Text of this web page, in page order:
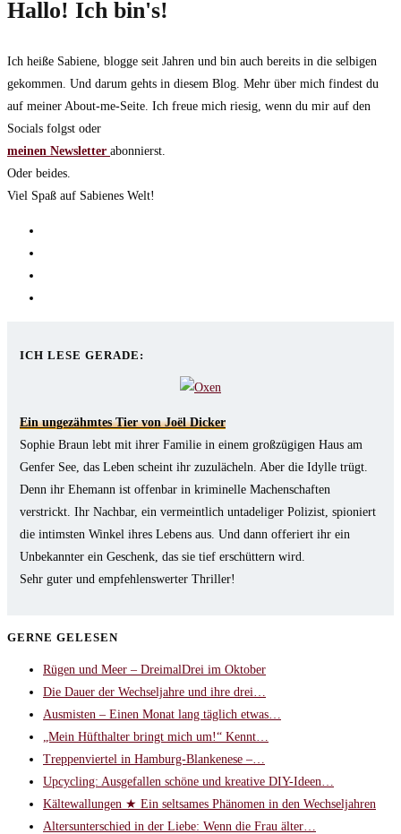
Hallo! Ich bin's!
Ich heiße Sabiene, blogge seit Jahren und bin auch bereits in die selbigen
gekommen. Und darum gehts in diesem Blog. Mehr über mich findest du
auf meiner About-me-Seite. Ich freue mich riesig, wenn du mir auf den
Socials folgst oder
meinen Newsletter abonnierst.
Oder beides.
Viel Spaß auf Sabienes Welt!
tab
new
ICH LESE GERADE:
Ein ungezähmtes Tier von Joël Dicker
Sophie Braun lebt mit ihrer Familie in einem großzügigen Haus am
Genfer See, das Leben scheint ihr zuzulächeln. Aber die Idylle trügt.
Denn ihr Ehemann ist offenbar in kriminelle Machenschaften
verstrickt. Ihr Nachbar, ein vermeintlich untadeliger Polizist, spioniert
die intimsten Winkel ihres Lebens aus. Und dann offeriert ihr ein
Unbekannter ein Geschenk, das sie tief erschüttern wird.
Sehr guter und empfehlenswerter Thriller!
GERNE GELESEN
Rügen und Meer – DreimalDrei im Oktober
Die Dauer der Wechseljahre und ihre drei…
Ausmisten – Einen Monat lang täglich etwas…
„Mein Hüfthalter bringt mich um!“ Kennt…
Treppenviertel in Hamburg-Blankenese –…
Upcycling: Ausgefallen schöne und kreative DIY-Ideen…
Kältewallungen ★ Ein seltsames Phänomen in den Wechseljahren
Altersunterschied in der Liebe: Wenn die Frau älter…